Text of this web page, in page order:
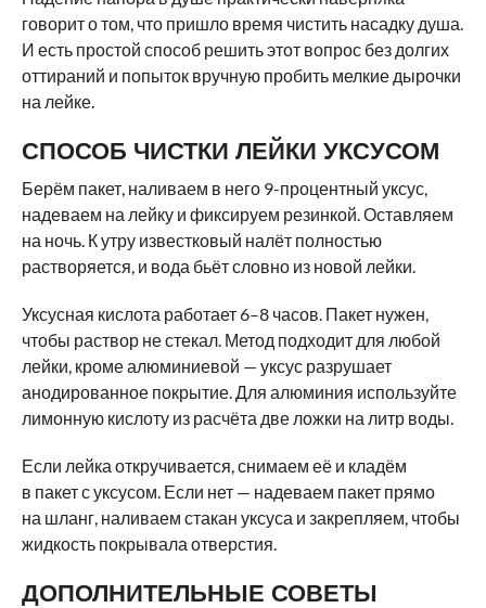
говорит о том, что пришло время чистить насадку душа.
И есть простой способ решить этот вопрос без долгих
оттираний и попыток вручную пробить мелкие дырочки
на лейке.
СПОСОБ ЧИСТКИ ЛЕЙКИ УКСУСОМ
Берём пакет, наливаем в него 9-процентный уксус,
надеваем на лейку и фиксируем резинкой. Оставляем
на ночь. К утру известковый налёт полностью
растворяется, и вода бьёт словно из новой лейки.
Уксусная кислота работает 6–8 часов. Пакет нужен,
чтобы раствор не стекал. Метод подходит для любой
лейки, кроме алюминиевой — уксус разрушает
анодированное покрытие. Для алюминия используйте
лимонную кислоту из расчёта две ложки на литр воды.
Если лейка откручивается, снимаем её и кладём
в пакет с уксусом. Если нет — надеваем пакет прямо
на шланг, наливаем стакан уксуса и закрепляем, чтобы
жидкость покрывала отверстия.
ДОПОЛНИТЕЛЬНЫЕ СОВЕТЫ